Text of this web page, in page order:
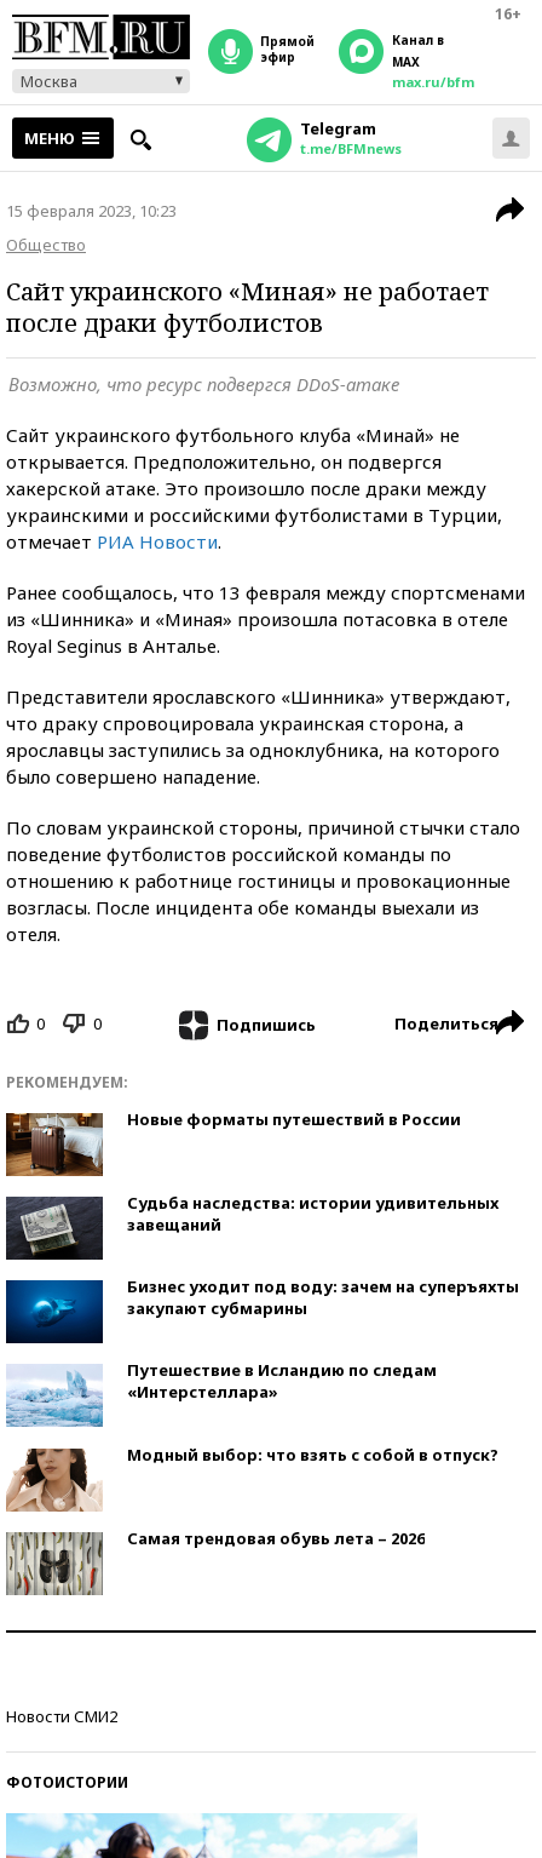
16+
Москва
прямой
эфир
Канал в
MAX
max.ru/bfm
МЕНЮ Telegram
t.me/BFMnews
15 февраля 2023, 10:23
Общество
Сайт украинского «Миная» не работает
после драки футболистов
Возможно, что ресурс подвергся DDoS-атаке
Сайт украинского футбольного клуба «Минай» не
открывается. Предположительно, он подвергся
хакерской атаке. Это произошло после драки между
украинскими и российскими футболистами в Турции,
отмечает РИА Новости.
Ранее сообщалось, что 13 февраля между спортсменами
из «Шинника» и «Миная» произошла потасовка в отеле
Royal Seginus в Анталье.
Представители ярославского «Шинника» утверждают,
что драку спровоцировала украинская сторона, а
ярославцы заступились за одноклубника, на которого
было совершено нападение.
По словам украинской стороны, причиной стычки стало
поведение футболистов российской команды по
отношению к работнице гостиницы и провокационные
возгласы. После инцидента обе команды выехали из
отеля.
0 0 Подпишись Поделиться
РЕКОМЕНДУЕМ:
Новые форматы путешествий в России
Судьба наследства: истории удивительных
завещаний
Бизнес уходит под воду: зачем на суперъяхты
закупают субмарины
Путешествие в Исландию по следам
«Интерстеллара»
Модный выбор: что взять с собой в отпуск?
Самая трендовая обувь лета – 2026
Новости СМИ2
ФОТОИСТОРИИ